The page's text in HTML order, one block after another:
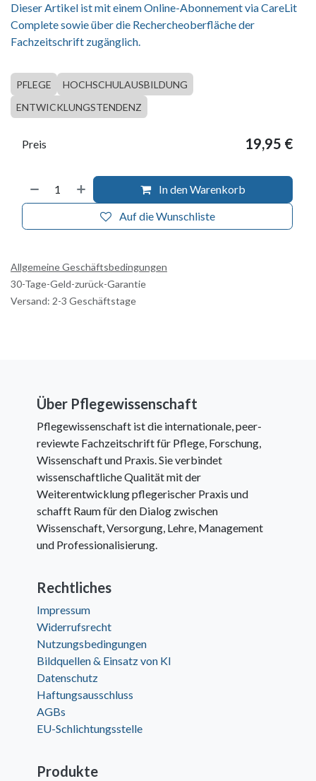
Dieser Artikel ist mit einem Online-Abonnement via CareLit
Complete sowie über die Rechercheoberfläche der
Fachzeitschrift zugänglich.
PFLEGE
HOCHSCHULAUSBILDUNG
ENTWICKLUNGSTENDENZ
In den Warenkorb
Auf die Wunschliste
Preis 19,95 €
Allgemeine Geschäftsbedingungen
30-Tage-Geld-zurück-Garantie
Versand: 2-3 Geschäftstage
Über Pflegewissenschaft
Pflegewissenschaft ist die internationale, peer-
reviewte Fachzeitschrift für Pflege, Forschung,
Wissenschaft und Praxis. Sie verbindet
wissenschaftliche Qualität mit der
Weiterentwicklung pflegerischer Praxis und
schafft Raum für den Dialog zwischen
Wissenschaft, Versorgung, Lehre, Management
und Professionalisierung.
Rechtliches
Impressum
Widerrufsrecht
Nutzungsbedingungen
Bildquellen & Einsatz von KI
Datenschutz
Haftungsausschluss
AGBs
EU-Schlichtungsstelle
Produkte